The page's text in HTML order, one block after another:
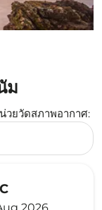
ม
วยวัดสภาพอากาศ:
2026